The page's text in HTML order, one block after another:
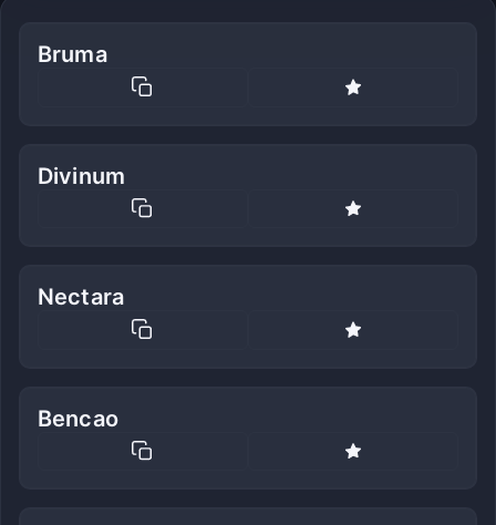
Bruma
Divinum
Nectara
Bencao